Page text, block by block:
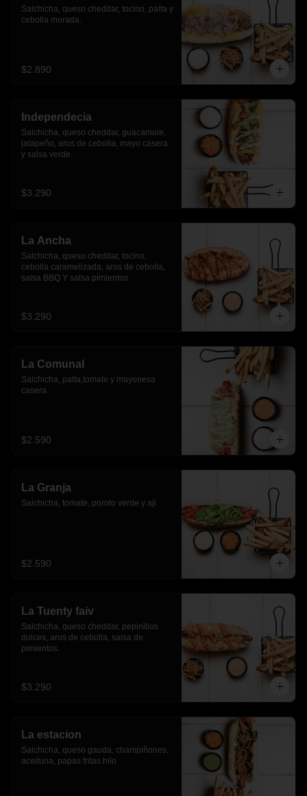
Salchicha, queso cheddar, tocino, palta y
cebolla morada.
$2.890
Independecia
Salchicha, queso cheddar, guacamole,
jalapeño, aros de cebolla, mayo casera
y salsa verde.
$3.290
La Ancha
Salchicha, queso cheddar, tocino,
cebolla caramelizada, aros de cebolla,
salsa BBQ Y salsa pimientos
$3.290
La Comunal
Salchicha, palta,tomate y mayonesa
casera
$2.590
La Granja
Salchicha, tomate, poroto verde y aji
$2.590
La Tuenty faiv
Salchicha, queso cheddar, pepinillos
dulces, aros de cebolla, salsa de
pimientos.
$3.290
La estacion
Salchicha, queso gauda, champiñones,
aceituna, papas fritas hilo